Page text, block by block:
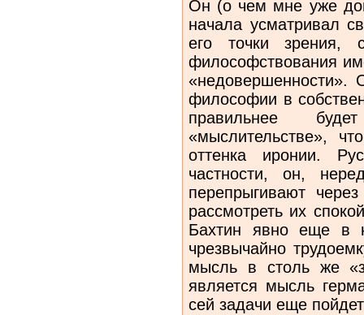
Он (о чем мне уже
начала усматривал
его точки зрения,
философствования
«недовершенности».
философии в
правильнее
«мыслительстве»,
оттенка иронии.
частности, он,
перепрыгивают
рассмотреть их
Бахтин явно еще в
чрезвычайно
мысль в столь же
является мысль
сей задачи еще